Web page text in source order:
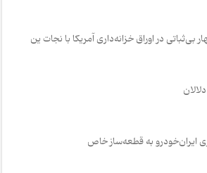
بی‌ثباتی در اوراق خزانه‌داری آمریکا با نجات ین
ایران‌خودرو به قطعه‌ساز خاص